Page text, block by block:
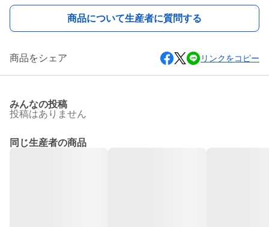
商品について生産者に質問する
商品をシェア リンクをコピー
みんなの投稿
投稿はありません
同じ生産者の商品